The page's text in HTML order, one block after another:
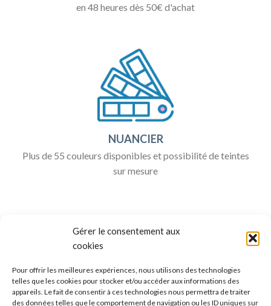
Gérer le consentement aux
cookies
Pour offrir les meilleures expériences, nous utilisons des technologies
telles que les cookies pour stocker et/ou accéder aux informations des
appareils. Le fait de consentir à ces technologies nous permettra de traiter
des données telles que le comportement de navigation ou les ID uniques sur
en 48 heures dès 50€ d'achat
NUANCIER
Plus de 55 couleurs disponibles et possibilité de teintes
sur mesure
ALLO BOX DÉCO